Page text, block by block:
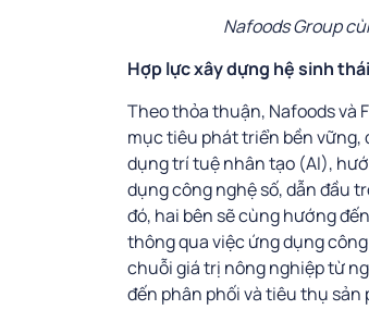
Nafoods Group
Hợp lực xây dựng hệ sinh
Theo thỏa thuận, Nafoods và
mục tiêu phát triển bền
dụng trí tuệ nhân tạo (AI),
dụng công nghệ số, dẫn đầu
đó, hai bên sẽ cùng hướng
thông qua việc ứng dụng
chuỗi giá trị nông nghiệp từ
đến phân phối và tiêu thụ sản